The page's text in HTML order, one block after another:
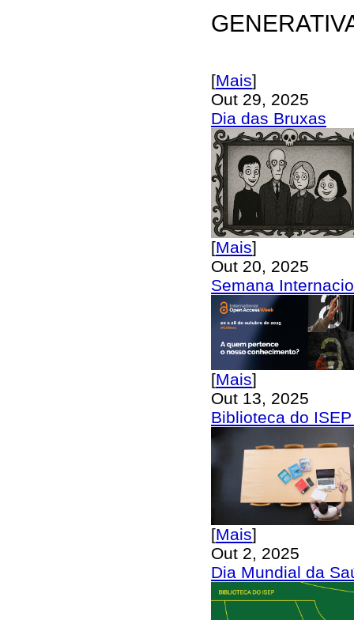
[Mais]
Out 29, 2025
Dia das Bruxas
[Mais]
Out 20, 2025
Semana
[Mais]
Out 13, 2025
Biblioteca do
[Mais]
Out 2, 2025
Dia Mundial da